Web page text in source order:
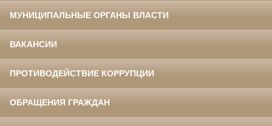
МУНИЦИПАЛЬНЫЕ ОРГАНЫ ВЛАСТИ
ВАКАНСИИ
ПРОТИВОДЕЙСТВИЕ КОРРУПЦИИ
ОБРАЩЕНИЯ ГРАЖДАН